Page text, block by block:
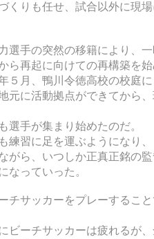
くりも任せ、試合以外に現
選手の突然の移籍により、
ら再起に向けての再構築を
５月、鴨川令徳高校の校庭
元に活動拠点ができてから
選手が集まり始めたのだ。
練習に足を運ぶようになり
がら、いつしか正真正銘の
なっていった。
チサッカーをプレーするこ
ビーチサッカーは疲れるが